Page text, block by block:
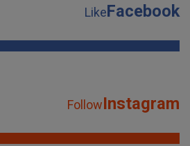
LikeFacebook
FollowInstagram